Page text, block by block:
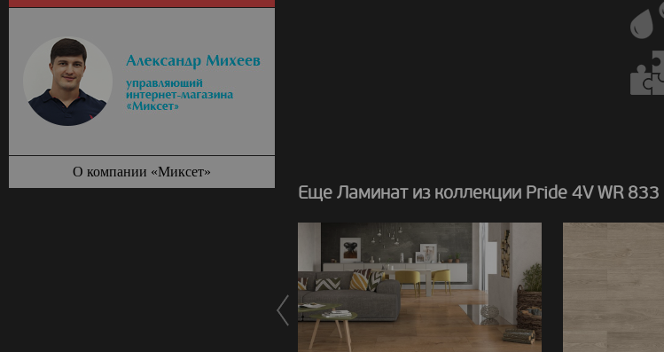
Еще Ламинат из коллекции Pride 4V WR 833
О компании «Миксет»